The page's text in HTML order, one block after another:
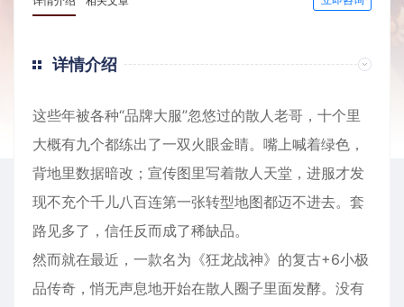
详情介绍
这些年被各种“品牌大服”忽悠过的散人老哥，十个里
大概有九个都练出了一双火眼金睛。嘴上喊着绿色，
背地里数据暗改；宣传图里写着散人天堂，进服才发
现不充个千儿八百连第一张转型地图都迈不进去。套
路见多了，信任反而成了稀缺品。
然而就在最近，一款名为《狂龙战神》的复古+6小极
品传奇，悄无声息地开始在散人圈子里面发酵。没有